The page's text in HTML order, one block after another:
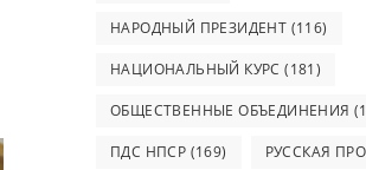
НАРОДНЫЙ ПРЕЗИДЕНТ (116)
НАЦИОНАЛЬНЫЙ КУРС (181)
ОБЩЕСТВЕННЫЕ ОБЪЕДИНЕНИЯ
ПДС НПСР (169) РУССКАЯ